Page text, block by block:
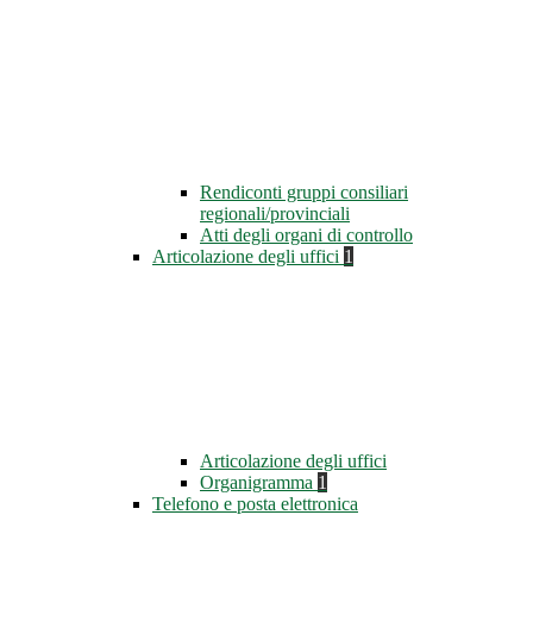
Rendiconti gruppi consiliari
regionali/provinciali
Atti degli organi di controllo
Articolazione degli uffici 1
Articolazione degli uffici
Organigramma 1
Telefono e posta elettronica